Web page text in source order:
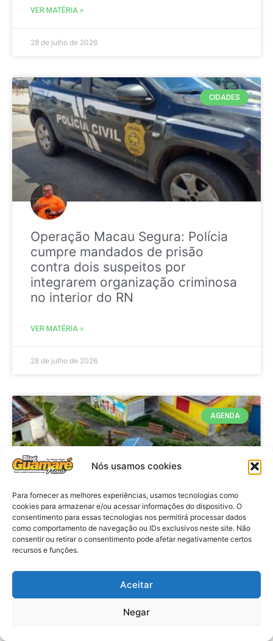
Nós usamos cookies
Para fornecer as melhores experiências, usamos tecnologias como
cookies para armazenar e/ou acessar informações do dispositivo. O
consentimento para essas tecnologias nos permitirá processar dados
como comportamento de navegação ou IDs exclusivos neste site. Não
consentir ou retirar o consentimento pode afetar negativamente certos
recursos e funções.
Aceitar
Negar
VER MATÉRIA »
28 de julho de 2026
CIDADES
Operação Macau Segura: Polícia
cumpre mandados de prisão
contra dois suspeitos por
integrarem organização criminosa
no interior do RN
VER MATÉRIA »
28 de julho de 2026
AGENDA
Agenda: 10ª Mostra Pedagógica
da Casa Durval Paiva acontecerá
nesta quarta-feira (29)